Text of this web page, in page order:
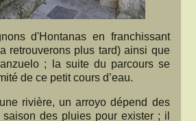
d'Hontanas en franchissant
retrouverons plus tard) ainsi que
; la suite du parcours se
de ce petit cours d’eau.
rivière, un arroyo dépend des
des pluies pour exister ; il